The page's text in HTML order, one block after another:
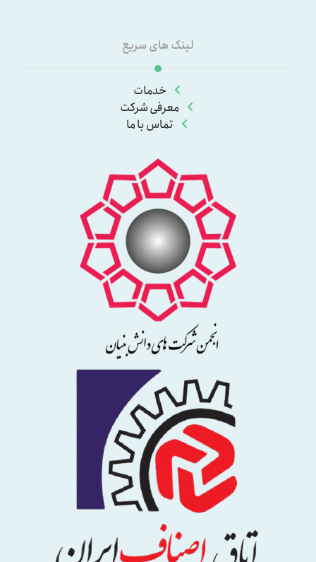
لینک های سریع
خدمات
معرفی شرکت
تماس با ما